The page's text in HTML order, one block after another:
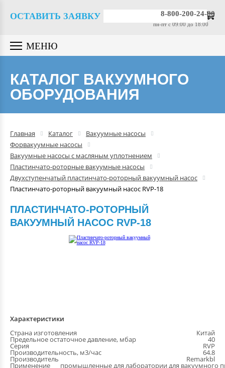
8-800-200-24-80
пн-пт c 09:00 до 18:00
ОСТАВИТЬ ЗАЯВКУ
МЕНЮ
КАТАЛОГ ВАКУУМНОГО
ОБОРУДОВАНИЯ
Главная Каталог
Вакуумные насосы
Форвакуумные насосы
Вакуумные насосы с масляным уплотнением
Пластинчато-роторные вакуумные насосы
Двухступенчатый пластинчато-роторный вакуумный насос
Пластинчато-роторный вакуумный насос RVP-18
Вакуумные насосы
Вакуумные датчики
Гелиевые течеискатели
Компрессоры
Вакуумные камеры
Промышленные вакуумные
системы
ПЛАСТИНЧАТО-РОТОРНЫЙ
ВАКУУМНЫЙ НАСОС RVP-18
Характеристики
Страна изготовления
Китай
Предельное остаточное давление, мбар 40
Серия RVP
Производительность, м3/час 64.8
Производитель Remarkbl
Применение промышленные для лаборатории для вакуумного